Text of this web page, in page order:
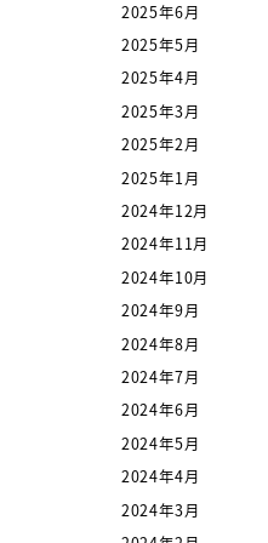
2025年6月
2025年5月
2025年4月
2025年3月
2025年2月
2025年1月
2024年12月
2024年11月
2024年10月
2024年9月
2024年8月
2024年7月
2024年6月
2024年5月
2024年4月
2024年3月